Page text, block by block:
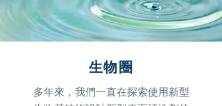
生物圈
多年來，我們一直在探索使用新型